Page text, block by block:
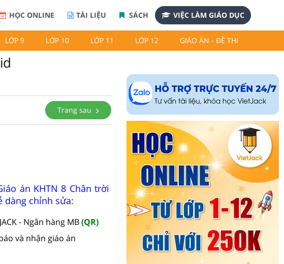
HỌC ONLINE TÀI LIỆU SÁCH VIỆC LÀM GIÁO DỤC
LỚP 9 LỚP 10 LỚP 11 LỚP 12 GIÁO ÁN - ĐỀ THI
Trang sau
án KHTN 8 Chân trời
dàng chỉnh sửa:
- Ngân hàng MB(QR)
và nhận giáo án